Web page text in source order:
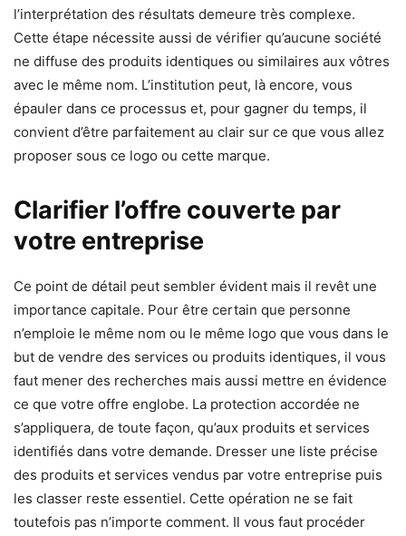
l’interprétation des résultats demeure très complexe.
Cette étape nécessite aussi de vérifier qu’aucune société
ne diffuse des produits identiques ou similaires aux vôtres
avec le même nom. L’institution peut, là encore, vous
épauler dans ce processus et, pour gagner du temps, il
convient d’être parfaitement au clair sur ce que vous allez
proposer sous ce logo ou cette marque.
Clarifier l’offre couverte par
votre entreprise
Ce point de détail peut sembler évident mais il revêt une
importance capitale. Pour être certain que personne
n’emploie le même nom ou le même logo que vous dans le
but de vendre des services ou produits identiques, il vous
faut mener des recherches mais aussi mettre en évidence
ce que votre offre englobe. La protection accordée ne
s’appliquera, de toute façon, qu’aux produits et services
identifiés dans votre demande. Dresser une liste précise
des produits et services vendus par votre entreprise puis
les classer reste essentiel. Cette opération ne se fait
toutefois pas n’importe comment. Il vous faut procéder